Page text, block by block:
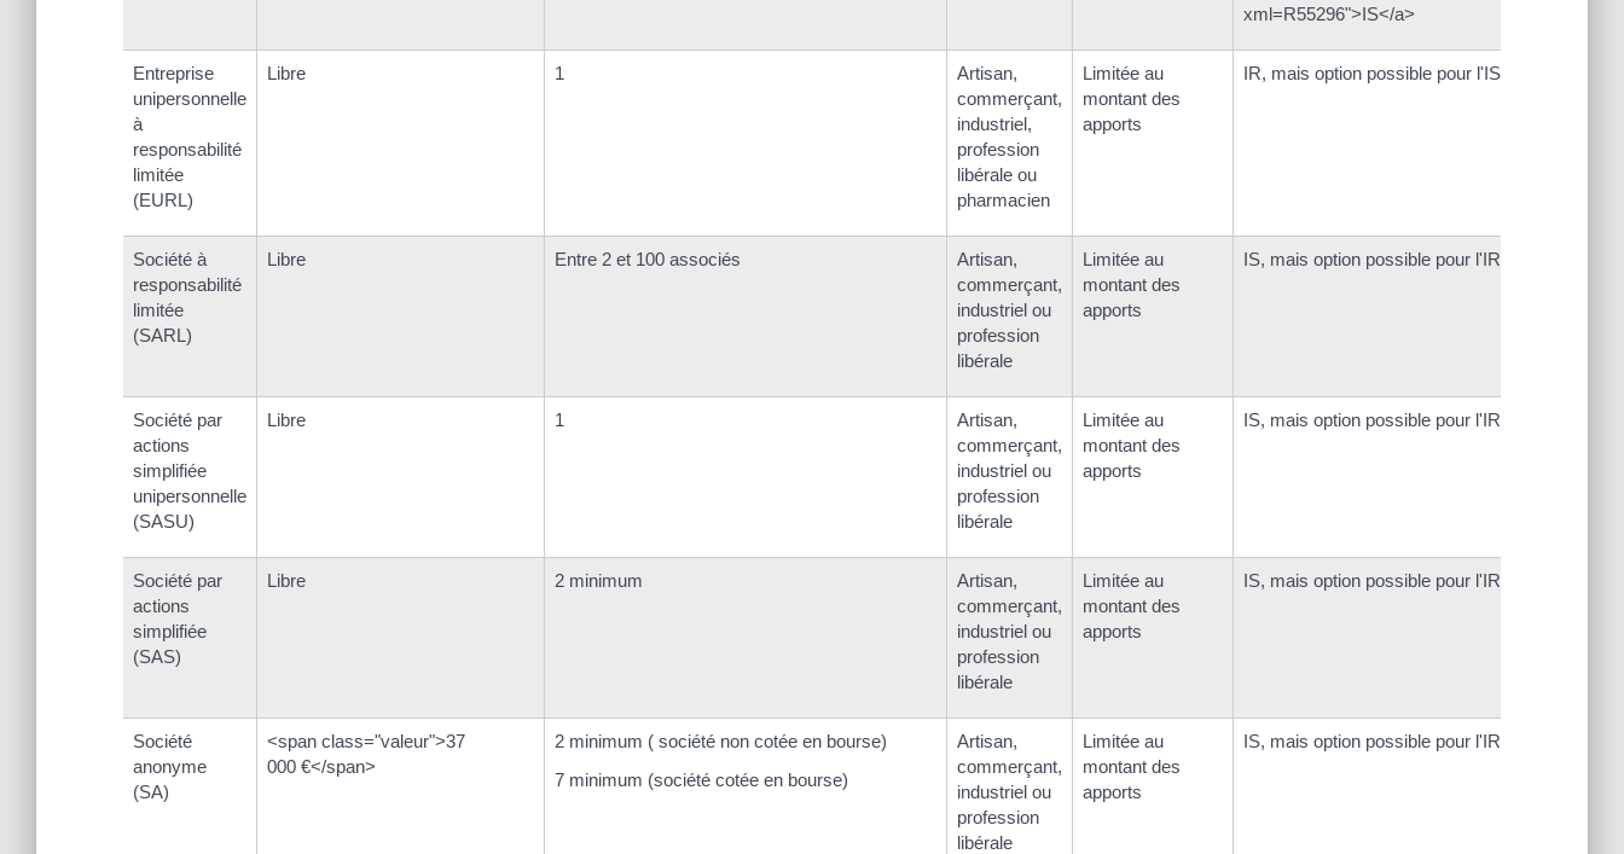
xml=R55296">IS</a>
Entreprise
unipersonnelle
à
responsabilité
limitée
(EURL)
Libre 1
Artisan,
commerçant,
industriel,
profession
libérale ou
pharmacien
Limitée au
montant des
apports
IR, mais option possible pour l'IS
Société à
responsabilité
limitée
(SARL)
Libre Entre 2 et 100 associés
Artisan,
commerçant,
industriel ou
profession
libérale
Limitée au
montant des
apports
IS, mais option possible pour l'IR
Société par
actions
simplifiée
unipersonnelle
(SASU)
Libre 1
Artisan,
commerçant,
industriel ou
profession
libérale
Limitée au
montant des
apports
IS, mais option possible pour l'IR
Société par
actions
simplifiée
(SAS)
Libre 2 minimum
Artisan,
commerçant,
industriel ou
profession
libérale
Limitée au
montant des
apports
IS, mais option possible pour l'IR
Société
anonyme
(SA)
<span class="valeur">37
000 €</span>
2 minimum ( société non cotée en bourse)
7 minimum (société cotée en bourse)
Artisan,
commerçant,
industriel ou
profession
libérale
Limitée au
montant des
apports
IS, mais option possible pour l'IR